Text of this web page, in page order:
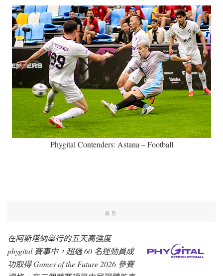
Phygital Contenders: Astana – Football
廣告
在阿斯塔納舉行的五天高強度
phygital 賽事中，超過 60 名運動員成
功取得 Games of the Future 2026 參賽